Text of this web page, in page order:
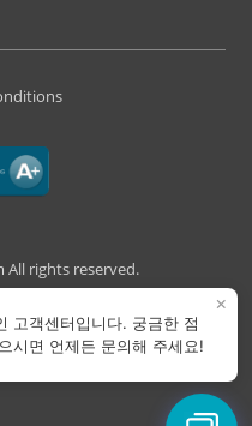
All rights reserved.
Global Communications, Inc.,
other countries.
고객센터입니다. 궁금한 점
시면 언제든 문의해 주세요!
×